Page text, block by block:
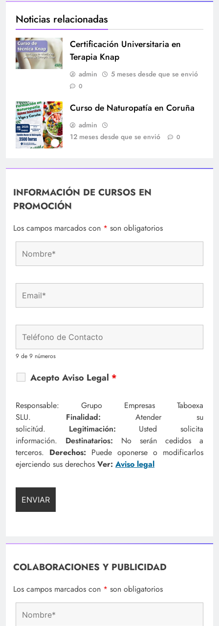
Noticias relacionadas
Certificación Universitaria en
Terapia Knap
admin 5 meses desde que se envió
0
Curso de Naturopatía en Coruña
admin
12 meses desde que se envió
0
INFORMACIÓN DE CURSOS EN
PROMOCIÓN
Los campos marcados con * son obligatorios
9 de 9 números
Acepto Aviso Legal *
Responsable: Grupo Empresas Taboexa
SLU. Finalidad:Atender su
solicitúd. Legitimación: Usted solicita
información. Destinatarios: No serán cedidos a
terceros. Derechos: Puede oponerse o modificarlos
ejerciendo sus derechos Ver: Aviso legal
COLABORACIONES Y PUBLICIDAD
Los campos marcados con * son obligatorios